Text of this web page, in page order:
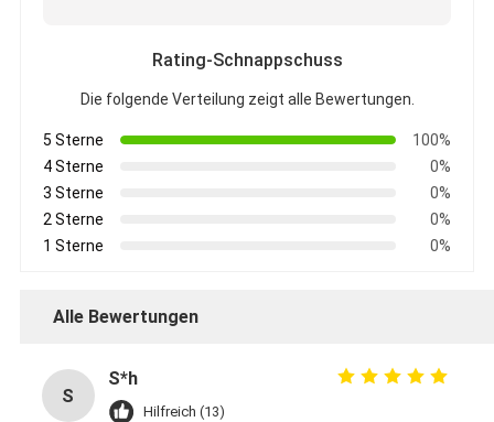
Rating-Schnappschuss
Die folgende Verteilung zeigt alle Bewertungen.
5 Sterne
100%
4 Sterne
0%
3 Sterne
0%
2 Sterne
0%
1 Sterne
0%
Alle Bewertungen
S
S*h
Hilfreich (13)